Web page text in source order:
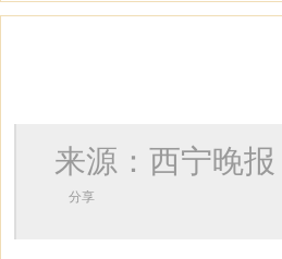
来源：西宁晚
分享